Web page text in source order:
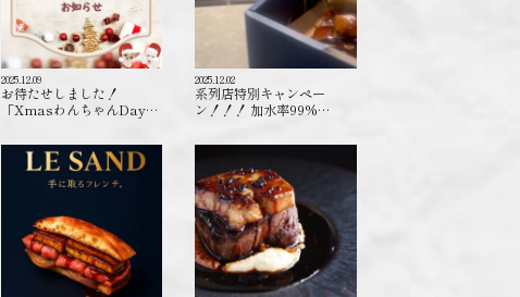
2025.12.09
お待たせしました！
「XmasわんちゃんDay…
2025.12.02
系列店特別キャンペー
ン！！！ 加水率99%…